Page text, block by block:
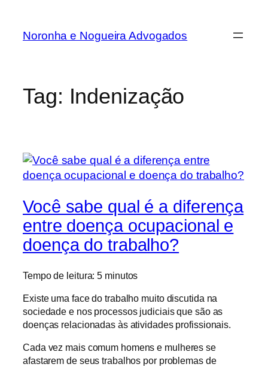
Noronha e Nogueira Advogados
Tag: Indenização
Você sabe qual é a diferença
entre doença ocupacional e
doença do trabalho?
Tempo de leitura:5 minutos
Existe uma face do trabalho muito discutida na
sociedade e nos processos judiciais que são as
doenças relacionadas às atividades profissionais.
Cada vez mais comum homens e mulheres se
afastarem de seus trabalhos por problemas de